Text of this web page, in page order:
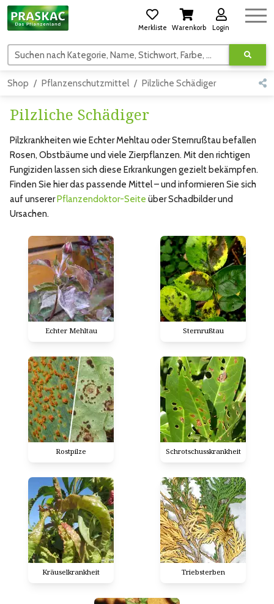
Merkliste Warenkorb Login
Suchen nach Kategorie, Name, Stichwort, Farbe, usw.
Shop Pflanzenschutzmittel Pilzliche Schädiger
Pilzliche Schädiger
Pilzkrankheiten wie Echter Mehltau oder Sternrußtau befallen
Rosen, Obstbäume und viele Zierpflanzen. Mit den richtigen
Fungiziden lassen sich diese Erkrankungen gezielt bekämpfen.
Finden Sie hier das passende Mittel – und informieren Sie sich
auf unserer Pflanzendoktor-Seite über Schadbilder und
Ursachen.
Echter Mehltau Sternrußtau
Rostpilze Schrotschusskrankheit
Kräuselkrankheit Triebsterben